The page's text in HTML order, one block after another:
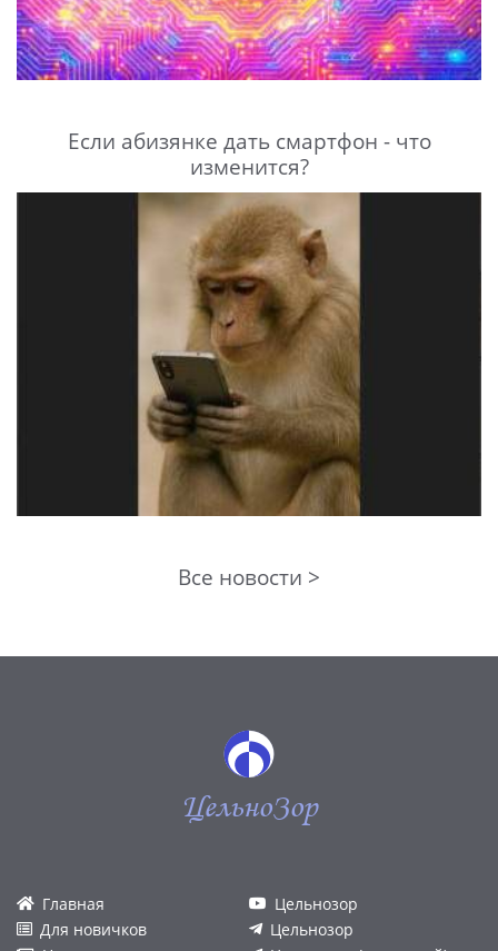
Если абизянке дать смартфон - что
изменится?
Все новости >
ЦельноЗор
Главная
Для новичков
Цельнозор
Цельнозор